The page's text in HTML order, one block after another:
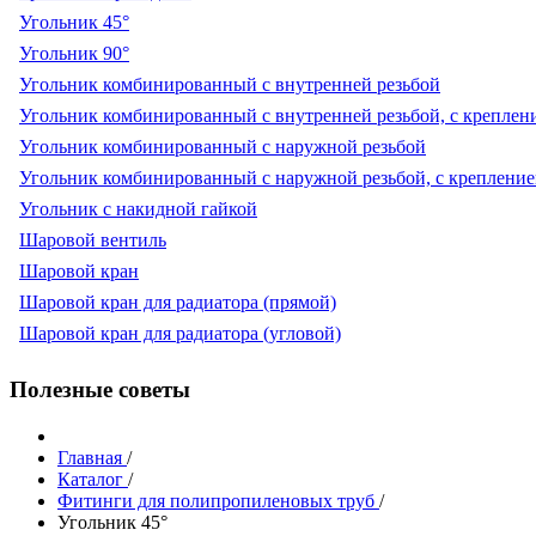
Угольник 45°
Угольник 90°
Угольник комбинированный с внутренней резьбой
Угольник комбинированный с внутренней резьбой, с
Угольник комбинированный с наружной резьбой
Угольник комбинированный с наружной резьбой, с
Угольник с накидной гайкой
Шаровой вентиль
Шаровой кран
Шаровой кран для радиатора (прямой)
Шаровой кран для радиатора (угловой)
Полезные советы
Главная /
Каталог /
Фитинги для полипропиленовых труб /
Угольник 45°